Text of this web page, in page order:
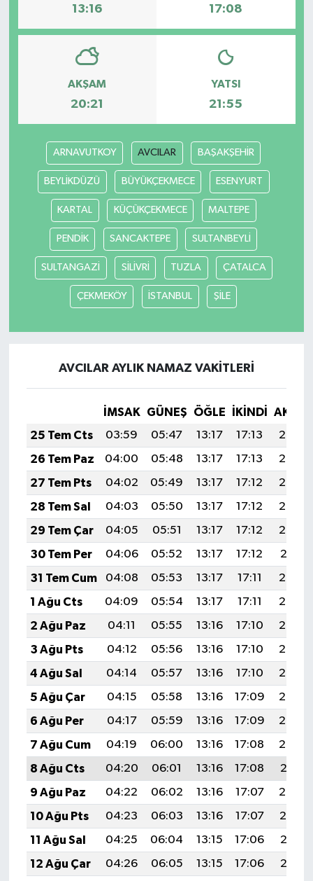
13:16 17:08
AKŞAM
20:21
YATSI
21:55
ARNAVUTKOY AVCILAR BAŞAKŞEHİR
BEYLİKDÜZÜ BÜYÜKÇEKMECE ESENYURT
KARTAL KÜÇÜKÇEKMECE MALTEPE
PENDİK SANCAKTEPE SULTANBEYLİ
SULTANGAZİ SİLİVRİ TUZLA ÇATALCA
ÇEKMEKÖY İSTANBUL ŞİLE
AVCILAR AYLIK NAMAZ VAKITLERI
İMSAK GÜNEŞ ÖĞLE İKINDI
25 Tem Cts
03:59 05:47 13:17 17:13
20:36
26 Tem Paz
04:00 05:48 13:17 17:13
20:35
27 Tem Pts
04:02 05:49 13:17 17:12
20:34
28 Tem Sal
04:03 05:50 13:17 17:12
20:33
29 Tem Çar
04:05 05:51 13:17 17:12
20:32
30 Tem Per
04:06 05:52 13:17 17:12
20:31
31 Tem Cum
04:08 05:53 13:17 17:11
20:30
1 Ağu Cts
04:09 05:54 13:17 17:11
20:29
2 Ağu Paz
04:11 05:55 13:16 17:10
20:28
3 Ağu Pts
04:12 05:56 13:16 17:10
20:27
4 Ağu Sal
04:14 05:57 13:16 17:10
20:26
5 Ağu Çar
04:15 05:58 13:16 17:09
20:25
6 Ağu Per
04:17 05:59 13:16 17:09
20:24
7 Ağu Cum
04:19 06:00 13:16 17:08
20:22
8 Ağu Cts
04:20 06:01 13:16 17:08
20:21
9 Ağu Paz
04:22 06:02 13:16 17:07
20:20
10 Ağu Pts
04:23 06:03 13:16 17:07
20:19
11 Ağu Sal
04:25 06:04 13:15 17:06
20:17
12 Ağu Çar
04:26 06:05 13:15 17:06
20:16
YAŞAM